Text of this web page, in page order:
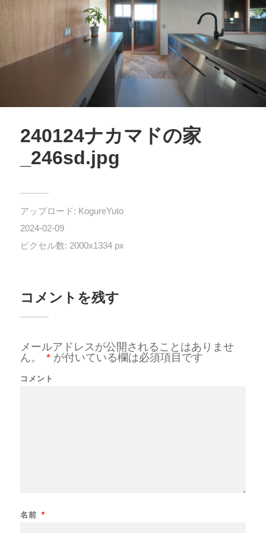
240124ナカマドの家
_246sd.jpg
アップロード: KogureYuto
2024-02-09
ピクセル数: 2000x1334 px
コメントを残す
メールアドレスが公開されることはありませ
ん。
*が付いている欄は必須項目です
コメント
名前 *